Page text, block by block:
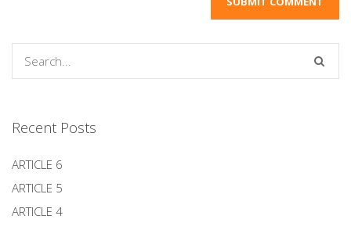
Recent Posts
ARTICLE 6
ARTICLE 5
ARTICLE 4